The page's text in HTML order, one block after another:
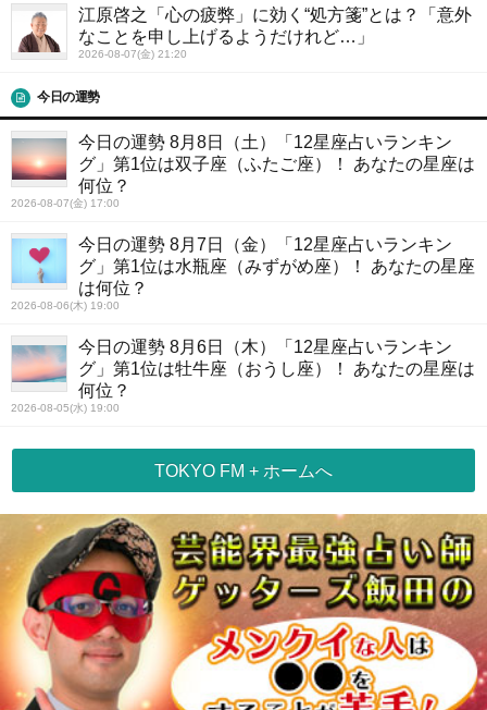
江原啓之「心の疲弊」に効く“処方箋”とは？「意外
なことを申し上げるようだけれど…」
2026-08-07(金) 21:20
今日の運勢
今日の運勢 8月8日（土）「12星座占いランキン
グ」第1位は双子座（ふたご座）！ あなたの星座は
何位？
2026-08-07(金) 17:00
今日の運勢 8月7日（金）「12星座占いランキン
グ」第1位は水瓶座（みずがめ座）！ あなたの星座
は何位？
2026-08-06(木) 19:00
今日の運勢 8月6日（木）「12星座占いランキン
グ」第1位は牡牛座（おうし座）！ あなたの星座は
何位？
2026-08-05(水) 19:00
TOKYO FM + ホームへ